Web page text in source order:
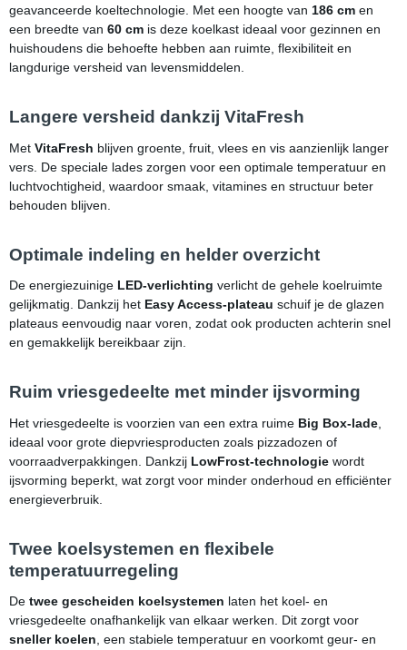
geavanceerde koeltechnologie. Met een hoogte van 186 cm en
een breedte van 60 cm is deze koelkast ideaal voor gezinnen en
huishoudens die behoefte hebben aan ruimte, flexibiliteit en
langdurige versheid van levensmiddelen.
Langere versheid dankzij VitaFresh
Met VitaFresh blijven groente, fruit, vlees en vis aanzienlijk langer
vers. De speciale lades zorgen voor een optimale temperatuur en
luchtvochtigheid, waardoor smaak, vitamines en structuur beter
behouden blijven.
Optimale indeling en helder overzicht
De energiezuinige LED-verlichting verlicht de gehele koelruimte
gelijkmatig. Dankzij het Easy Access-plateau schuif je de glazen
plateaus eenvoudig naar voren, zodat ook producten achterin snel
en gemakkelijk bereikbaar zijn.
Ruim vriesgedeelte met minder ijsvorming
Het vriesgedeelte is voorzien van een extra ruime Big Box-lade
ideaal voor grote diepvriesproducten zoals pizzadozen of
voorraadverpakkingen. Dankzij LowFrost-technologie wordt
ijsvorming beperkt, wat zorgt voor minder onderhoud en efficiënter
energieverbruik.
Twee koelsystemen en flexibele
temperatuurregeling
De twee gescheiden koelsystemen laten het koel- en
vriesgedeelte onafhankelijk van elkaar werken. Dit zorgt voor
sneller koelen , een stabiele temperatuur en voorkomt geur- en